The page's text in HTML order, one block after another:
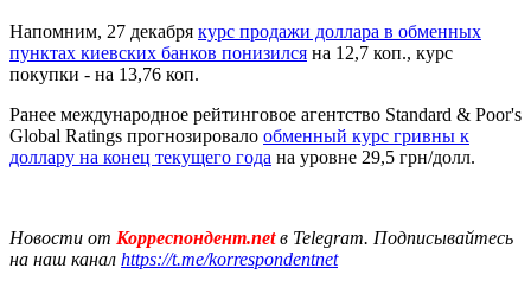
Напомним, 27 декабря курс продажи доллара в обменных
пунктах киевских банков понизился на 12,7 коп., курс
покупки - на 13,76 коп.
Ранее международное рейтинговое агентство Standard & Poor's
Global Ratings прогнозировало обменный курс гривны к
доллару на конец текущего года на уровне 29,5 грн/долл.
Новости от Корреспондент.netв Telegram. Подписывайтесь
на наш канал https://t.me/korrespondentnet